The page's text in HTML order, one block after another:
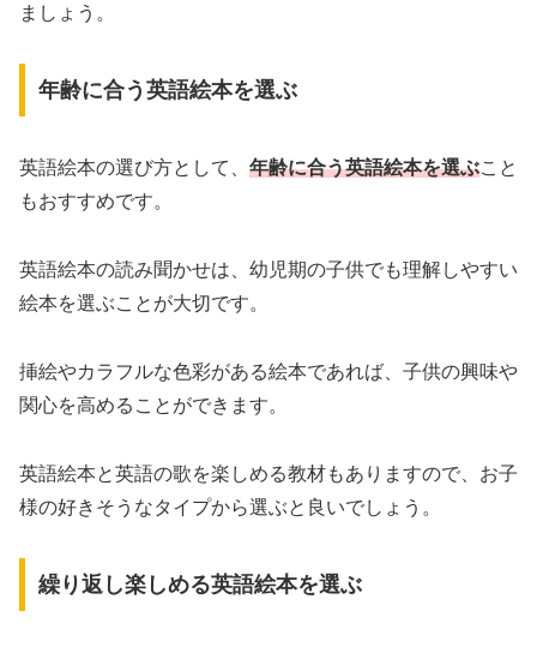
ましょう。
年齢に合う英語絵本を選ぶ
英語絵本の選び方として、 年齢に合う英語絵本を選ぶこと
もおすすめです。
英語絵本の読み聞かせは、幼児期の子供でも理解しやすい
絵本を選ぶことが大切です。
挿絵やカラフルな色彩がある絵本であれば、子供の興味や
関心を高めることができます。
英語絵本と英語の歌を楽しめる教材もありますので、お子
様の好きそうなタイプから選ぶと良いでしょう。
繰り返し楽しめる英語絵本を選ぶ